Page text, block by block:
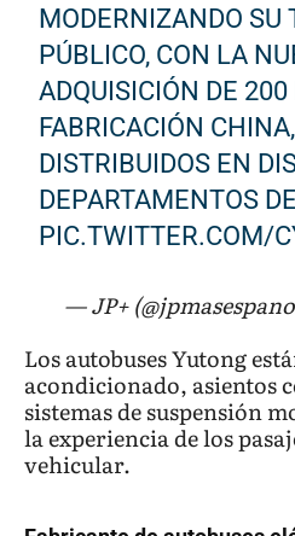
MODERNIZANDO SU
PÚBLICO, CON LA
ADQUISICIÓN DE
FABRICACIÓN
DISTRIBUIDOS EN
DEPARTAMENTOS
PIC.TWITTER.COM/
— JP+
Los autobuses Yutong
acondicionado, asientos
sistemas de suspensión
la experiencia de los
vehicular.